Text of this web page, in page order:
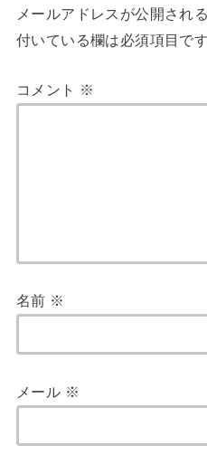
メールアドレスが公開され
付いている欄は必須項目です
コメント ※
名前 ※
メール ※